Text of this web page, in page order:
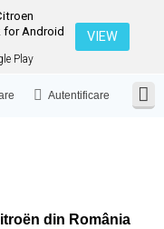
for Android
Play
VIEW
Autentificare
din România